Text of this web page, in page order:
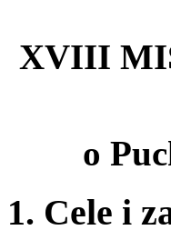
XVIII
o
1. Cele i